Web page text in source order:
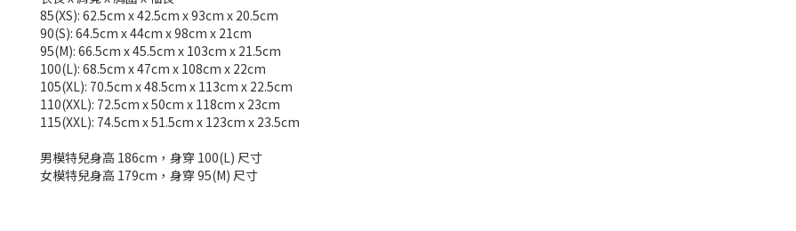
85(XS): 62.5cm x 42.5cm x 93cm x 20.5cm
90(S): 64.5cm x 44cm x 98cm x 21cm
95(M): 66.5cm x 45.5cm x 103cm x 21.5cm
100(L): 68.5cm x 47cm x 108cm x 22cm
105(XL): 70.5cm x 48.5cm x 113cm x 22.5cm
110(XXL): 72.5cm x 50cm x 118cm x 23cm
115(XXL): 74.5cm x 51.5cm x 123cm x 23.5cm
男模特兒身高 186cm，身穿 100(L) 尺寸
女模特兒身高 179cm，身穿 95(M) 尺寸